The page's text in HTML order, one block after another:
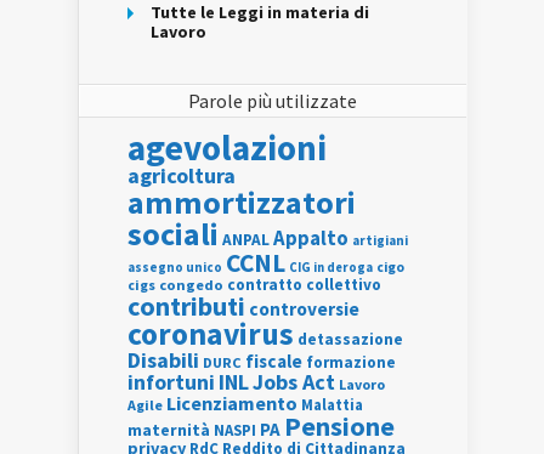
Tutte le Leggi in materia di
Lavoro
Parole più utilizzate
agevolazioni
agricoltura
ammortizzatori
sociali ANPALAppalto artigiani
assegno unico CCNL CIG in deroga cigo
cigs congedo contratto collettivo
contributi controversie
coronavirus detassazione
Disabili DURC fiscale formazione
infortuni INLJobs Act Lavoro
Agile Licenziamento Malattia
maternità NASPI PA Pensione
privacy RdC Reddito di Cittadinanza